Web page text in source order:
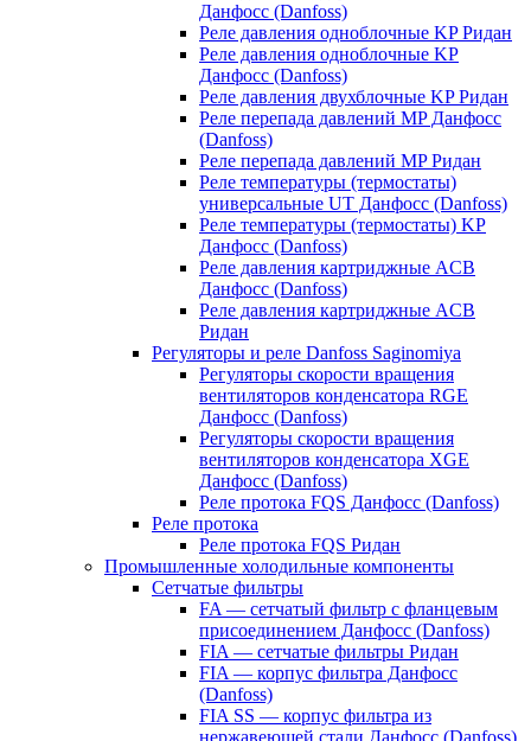
Данфосс (Danfoss)
Реле давления одноблочные KP Ридан
Реле давления одноблочные KP
Данфосс (Danfoss)
Реле давления двухблочные KP Ридан
Реле перепада давлений MP Данфосс
(Danfoss)
Реле перепада давлений MP Ридан
Реле температуры (термостаты)
универсальные UT Данфосс (Danfoss)
Реле температуры (термостаты) KP
Данфосс (Danfoss)
Реле давления картриджные ACB
Данфосс (Danfoss)
Реле давления картриджные ACB
Ридан
Регуляторы и реле Danfoss Saginomiya
Регуляторы скорости вращения
вентиляторов конденсатора RGE
Данфосс (Danfoss)
Регуляторы скорости вращения
вентиляторов конденсатора XGE
Данфосс (Danfoss)
Реле протока FQS Данфосс (Danfoss)
Реле протока
Реле протока FQS Ридан
Промышленные холодильные компоненты
Сетчатые фильтры
FA — сетчатый фильтр с фланцевым
присоединением Данфосс (Danfoss)
FIA — сетчатые фильтры Ридан
FIA — корпус фильтра Данфосс
(Danfoss)
FIA SS — корпус фильтра из
нержавеющей стали Данфосс (Danfoss)